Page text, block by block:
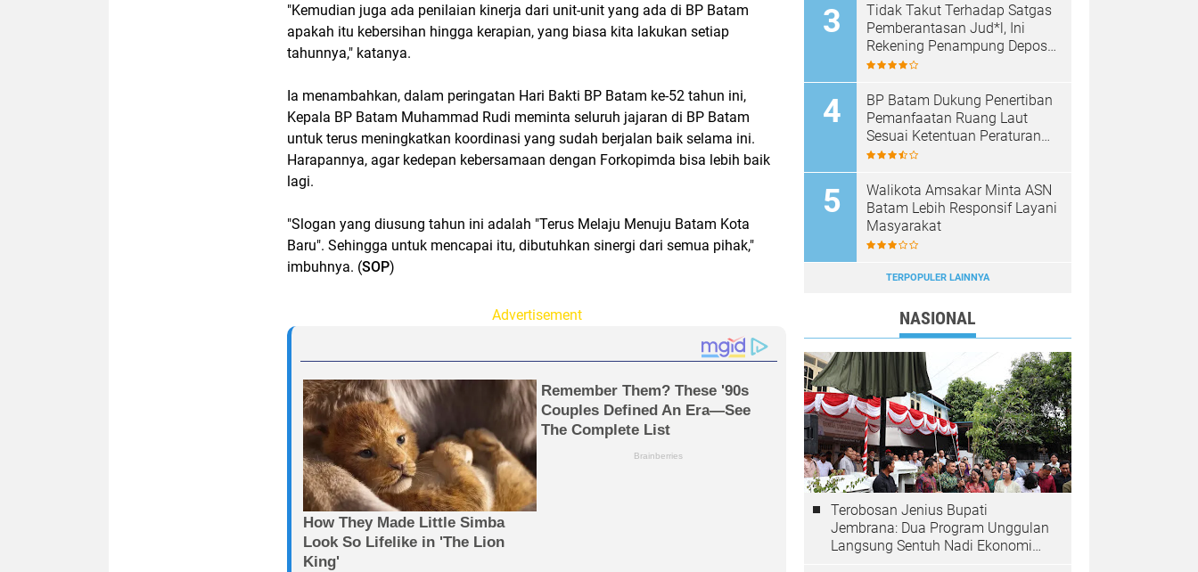
"Kemudian juga ada penilaian kinerja dari unit-unit yang ada di BP Batam
apakah itu kebersihan hingga kerapian, yang biasa kita lakukan setiap
tahunnya," katanya.
Ia menambahkan, dalam peringatan Hari Bakti BP Batam ke-52 tahun ini,
Kepala BP Batam Muhammad Rudi meminta seluruh jajaran di BP Batam
untuk terus meningkatkan koordinasi yang sudah berjalan baik selama ini.
Harapannya, agar kedepan kebersamaan dengan Forkopimda bisa lebih baik
lagi.
"Slogan yang diusung tahun ini adalah "Terus Melaju Menuju Batam Kota
Baru". Sehingga untuk mencapai itu, dibutuhkan sinergi dari semua pihak,"
imbuhnya. (SOP)
Advertisement
Tidak Takut Terhadap Satgas
Pemberantasan Jud*l, Ini
Rekening Penampung Deposit
di Situs MENARA4D
BP Batam Dukung Penertiban
Pemanfaatan Ruang Laut
Sesuai Ketentuan Peraturan
Perundang-undangan
Walikota Amsakar Minta ASN
Batam Lebih Responsif Layani
Masyarakat
TERPOPULER LAINNYA
NASIONAL
Terobosan Jenius Bupati
Jembrana: Dua Program Unggulan
Langsung Sentuh Nadi Ekonomi